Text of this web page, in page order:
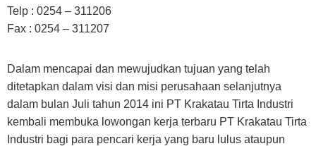
Telp : 0254 – 311206
Fax : 0254 – 311207
Dalam mencapai dan mewujudkan tujuan yang telah
ditetapkan dalam visi dan misi perusahaan selanjutnya
dalam bulan Juli tahun 2014 ini PT Krakatau Tirta Industri
kembali membuka lowongan kerja terbaru PT Krakatau Tirta
Industri bagi para pencari kerja yang baru lulus ataupun